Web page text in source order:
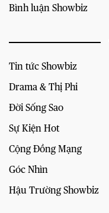
Bình luận Showbiz
Tin tức Showbiz
Drama & Thị Phi
Đời Sống Sao
Sự Kiện Hot
Cộng Đồng Mạng
Góc Nhìn
Hậu Trường Showbiz